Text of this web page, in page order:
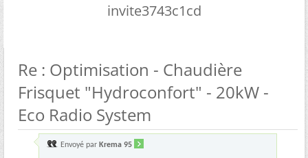
invite3743c1cd
Re : Optimisation - Chaudière
Frisquet "Hydroconfort" - 20kW -
Eco Radio System
Envoyé par Krema 95